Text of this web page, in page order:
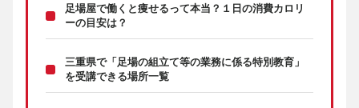
足場屋で働くと痩せるって本当？１日の消費カロリ
ーの目安は？
三重県で「足場の組立て等の業務に係る特別教育」
を受講できる場所一覧